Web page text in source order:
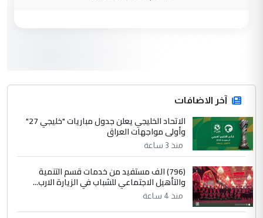
جنسية الرافد الثالث للعراق ومن اصول عريقة
ابا فرات ...
الموضوع :
الجواهري يرد على صدام حسين سل
مضجعيك يابن الزنا (نص كامل)
سردار
التعليق : واحد من عصابة علي ماما يسقط
جنسية الرافد الثالث للعراق ومن اصول عريقة
ابا فرات ...
آخر الاضافات
الاتحاد الخليجي يعلن جدول مباريات "خليجي 27"
وأولى مواجهات العراق
منذ 3 ساعة
(796) الف مستفيد من خدمات قسم التنمية
والتأهيل الاجتماعي للشباب في الزيارة الارب...
منذ 4 ساعة